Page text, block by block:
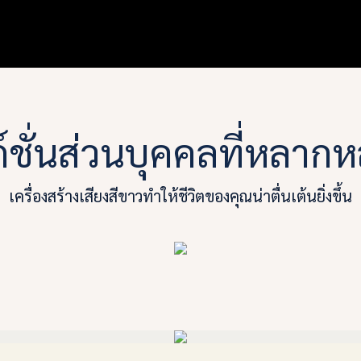
นส่วนบุคคลที่หลาก
เครื่องสร้างเสียงสีขาวทำให้ชีวิตของคุณน่าตื่นเต้นยิ่งขึ้น